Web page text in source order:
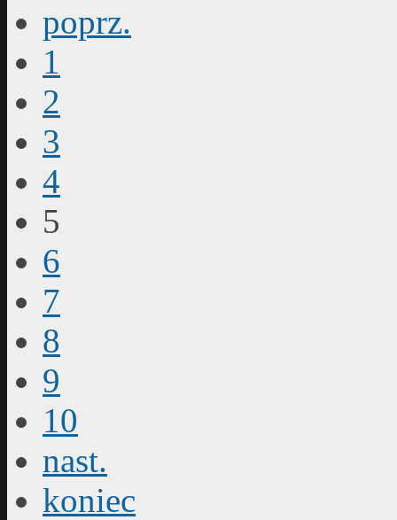
poprz.
1
2
3
4
5
6
7
8
9
10
nast.
koniec